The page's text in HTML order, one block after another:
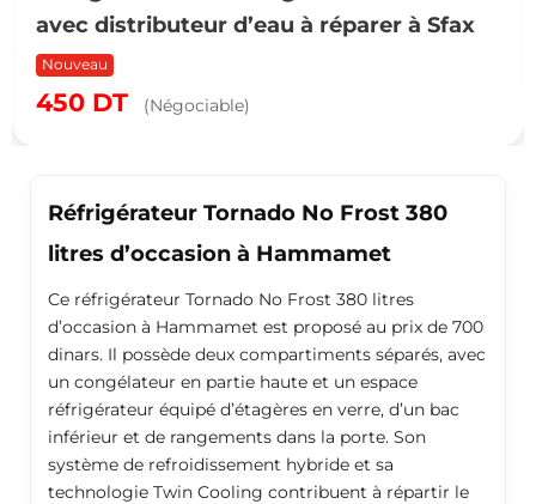
avec distributeur d’eau à réparer à Sfax
Nouveau
450 DT (Négociable)
Réfrigérateur Tornado No Frost 380
litres d’occasion à Hammamet
Ce réfrigérateur Tornado No Frost 380 litres
d’occasion à Hammamet est proposé au prix de 700
dinars. Il possède deux compartiments séparés, avec
un congélateur en partie haute et un espace
réfrigérateur équipé d’étagères en verre, d’un bac
inférieur et de rangements dans la porte. Son
système de refroidissement hybride et sa
technologie Twin Cooling contribuent à répartir le